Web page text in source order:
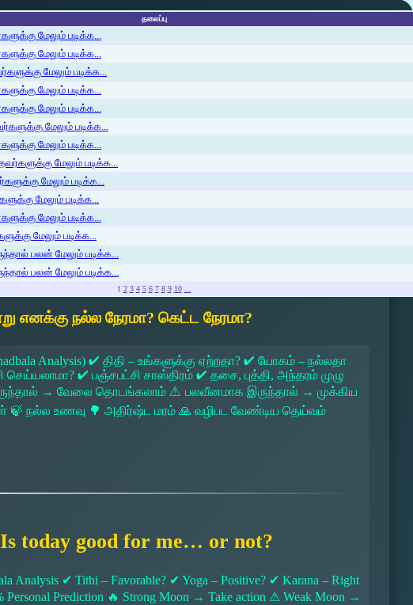
தலைப்பு
மேலும் படிக்க...
மேலும் படிக்க...
மேலும் படிக்க...
மேலும் படிக்க...
மேலும் படிக்க...
மேலும் படிக்க...
மேலும் படிக்க...
மேலும் படிக்க...
மேலும் படிக்க...
மேலும் படிக்க...
மேலும் படிக்க...
மேலும் படிக்க...
பலன் மேலும் படிக்க...
பலன் மேலும் படிக்க...
1 2 3 4 5 6 7 8 9 10 ...
நல்ல நேரமா? கெட்ட நேரமா?
Analysis) ✔ திதி – உங்களுக்கு ஏற்றதா? ✔ யோகம் – நல்லதா
✔ பஞ்சபட்சி சாஸ்திரம் ✔ தசை, புத்தி, அந்தரம் முழு
→ வேலை தொடங்கலாம் ⚠ பலவீனமாக இருந்தால் → முக்கிய
🍃 நல்ல உணவு 🌳 அதிர்ஷ்ட மரம் 🙏 வழிபட வேண்டிய தெய்வம்
today good for me… or not?
Analysis ✔ Tithi – Favorable? ✔ Yoga – Positive? ✔ Karana – Right
Personal Prediction 🔥 Strong Moon → Take action ⚠ Weak Moon →